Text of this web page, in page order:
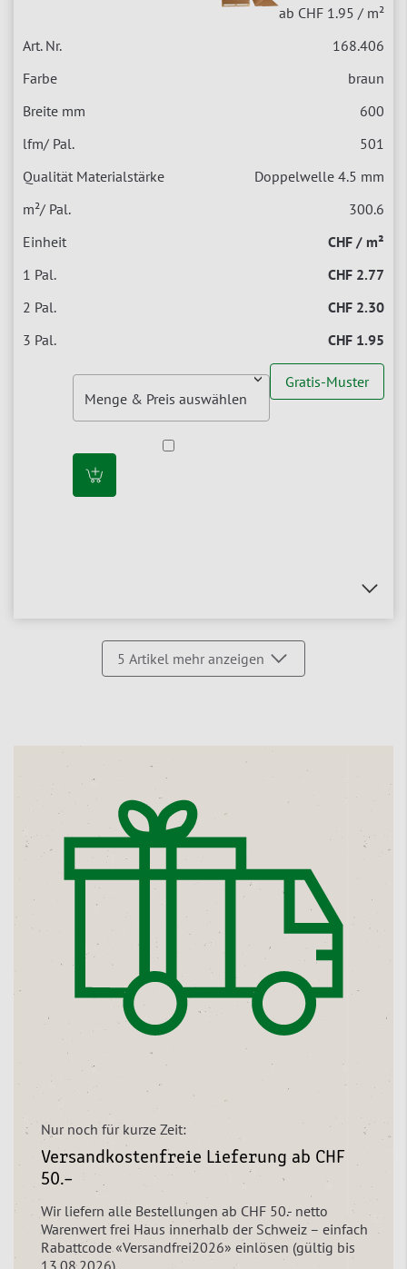
ab CHF 1.95 / m²
168.406
braun
600
501
Doppelwelle 4.5 mm
300.6
CHF / m²
CHF 2.77
CHF 2.30
CHF 1.95
Gratis-Muster
5 Artikel mehr anzeigen
Nur noch für kurze Zeit:
Versandkostenfreie Lieferung ab CHF
50.–
Wir liefern alle Bestellungen ab CHF 50.- netto
Warenwert frei Haus innerhalb der Schweiz – einfach
Rabattcode «Versandfrei2026» einlösen (gültig bis
13.08.2026).